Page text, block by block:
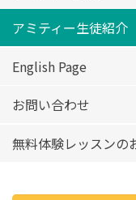
アミティー生徒紹介
English Page
お問い合わせ
無料体験レッスンの